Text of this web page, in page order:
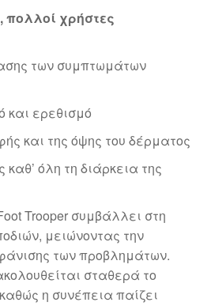
πολλοί χρήστες
των συμπτωμάτων
και ερεθισμό
και της όψης του δέρματος
καθ’ όλη τη διάρκεια της
Trooper συμβάλλει στη
μειώνοντας την
των προβλημάτων.
σταθερά το
η συνέπεια παίζει